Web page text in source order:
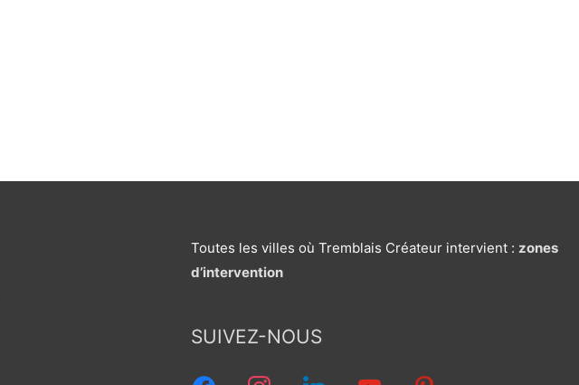
Toutes les villes où Tremblais Créateur intervient : zones
d’intervention
SUIVEZ-NOUS
facebookinstagramlinkedin youtubepinterest